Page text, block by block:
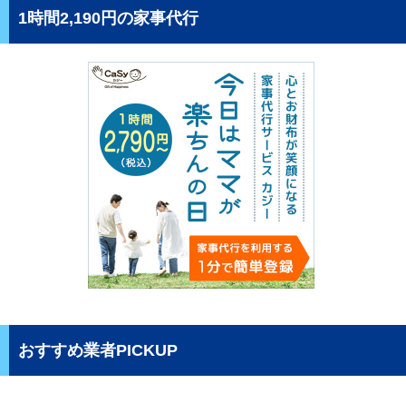
1時間2,190円の家事代行
おすすめ業者PICKUP